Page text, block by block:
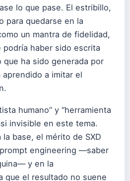
lo que pase. El estribillo,
para quedarse en la
un mantra de fidelidad,
podría haber sido escrita
que ha sido generada por
aprendido a imitar el
humano” y “herramienta
invisible en este tema.
la base, el mérito de SXD
engineering —saber
y en la
que el resultado no suene